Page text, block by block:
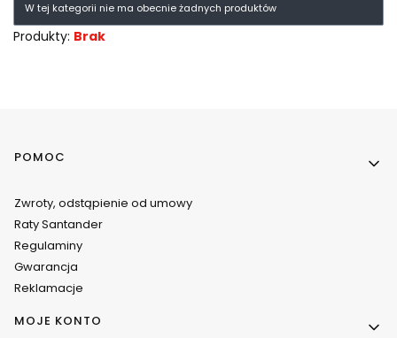
W tej kategorii nie ma obecnie żadnych produktów
Produkty: Brak
Linki w stopce
POMOC
Zwroty, odstąpienie od umowy
Raty Santander
Regulaminy
Gwarancja
Reklamacje
MOJE KONTO